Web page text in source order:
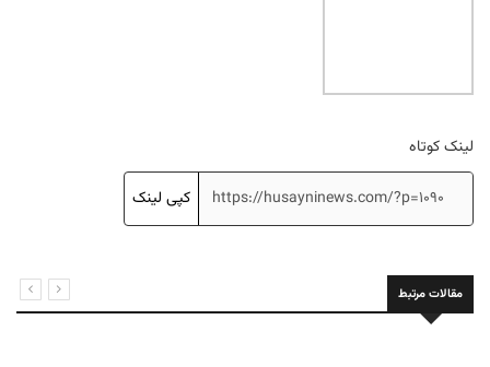
لینک کوتاه
کپی لینک
مقالات مرتبط